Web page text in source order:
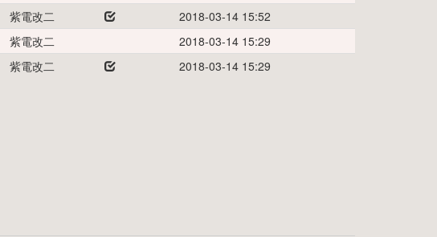
紫電改二
2018-03-14 15:52
紫電改二
2018-03-14 15:29
紫電改二 2018-03-14 15:29